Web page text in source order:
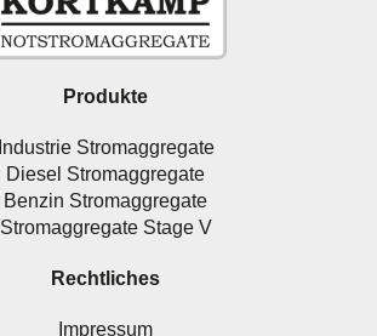
Produkte
Industrie Stromaggregate
Diesel Stromaggregate
Benzin Stromaggregate
Stromaggregate Stage V
Rechtliches
Impressum